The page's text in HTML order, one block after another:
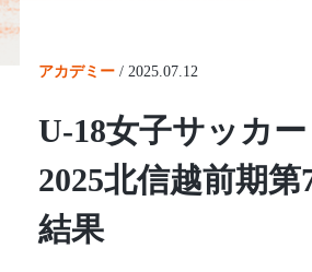
アカデミー / 2025.07.12
U-18女子サッカ
2025北信越前期第
結果